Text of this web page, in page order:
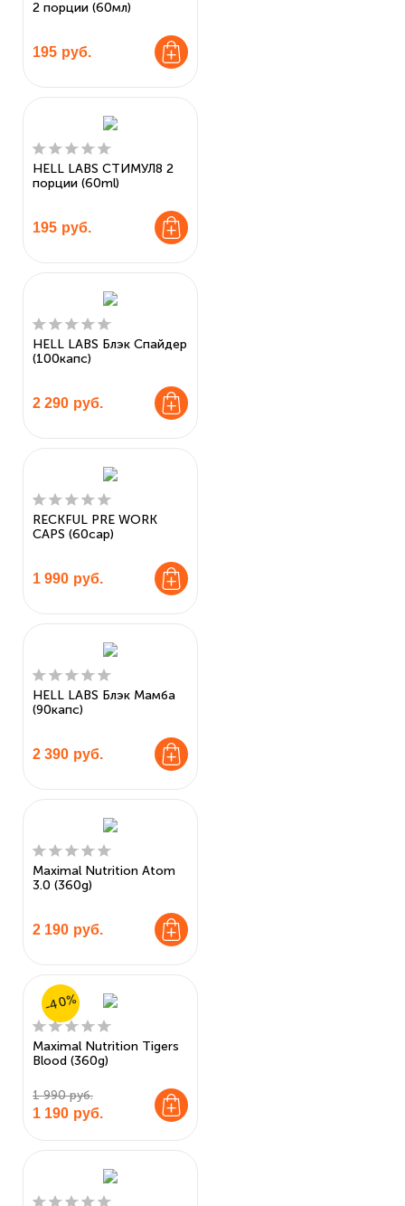
2 порции (60мл)
195 руб.
HELL LABS СТИМУЛ8 2
порции (60ml)
195 руб.
HELL LABS Блэк Спайдер
(100капс)
2 290 руб.
RECKFUL PRE WORK
CAPS (60cap)
1 990 руб.
HELL LABS Блэк Мамба
(90капс)
2 390 руб.
Maximal Nutrition Atom
3.0 (360g)
2 190 руб.
Maximal Nutrition Tigers
Blood (360g)
1 990 руб.
1 190 руб.
-40%